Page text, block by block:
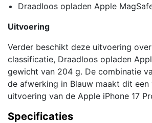
Draadloos opladen Apple
Uitvoering
Verder beschikt deze uitvoering
classificatie, Draadloos opladen
gewicht van 204 g. De combinatie
de afwerking in Blauw maakt dit een
uitvoering van de Apple iPhone 17
Specificaties